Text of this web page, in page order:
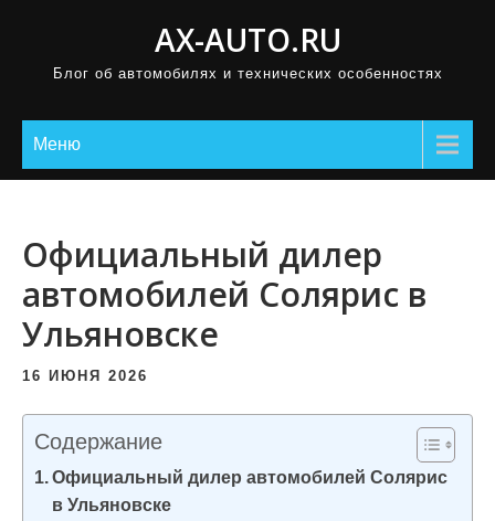
AX-AUTO.RU
Блог об автомобилях и технических особенностях
Меню
Официальный дилер
автомобилей Солярис в
Ульяновске
16 ИЮНЯ 2026
Содержание
Официальный дилер автомобилей Солярис
в Ульяновске